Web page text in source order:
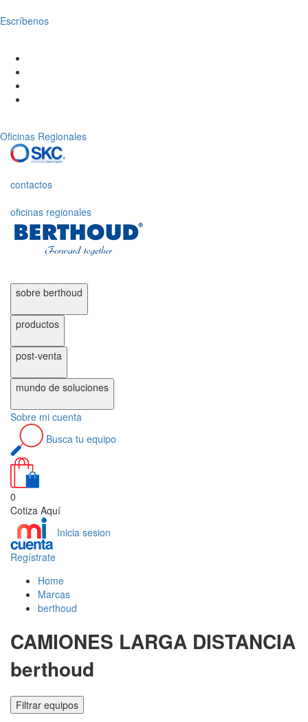
Escríbenos
Oficinas Regionales
contactos
oficinas regionales
sobre berthoud
productos
post-venta
mundo de soluciones
Sobre mi cuenta
Busca tu equipo
0
Cotiza Aquí
Inicia sesion
Regístrate
Home
Marcas
berthoud
CAMIONES LARGA DISTANCIA
berthoud
Filtrar equipos